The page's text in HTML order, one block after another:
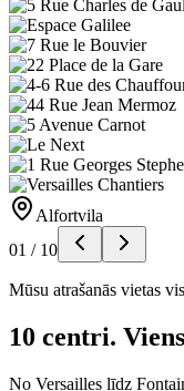
Alfortvila
01 / 10
Mūsu atrašanās vietas
10 centri.
No Versailles līdz